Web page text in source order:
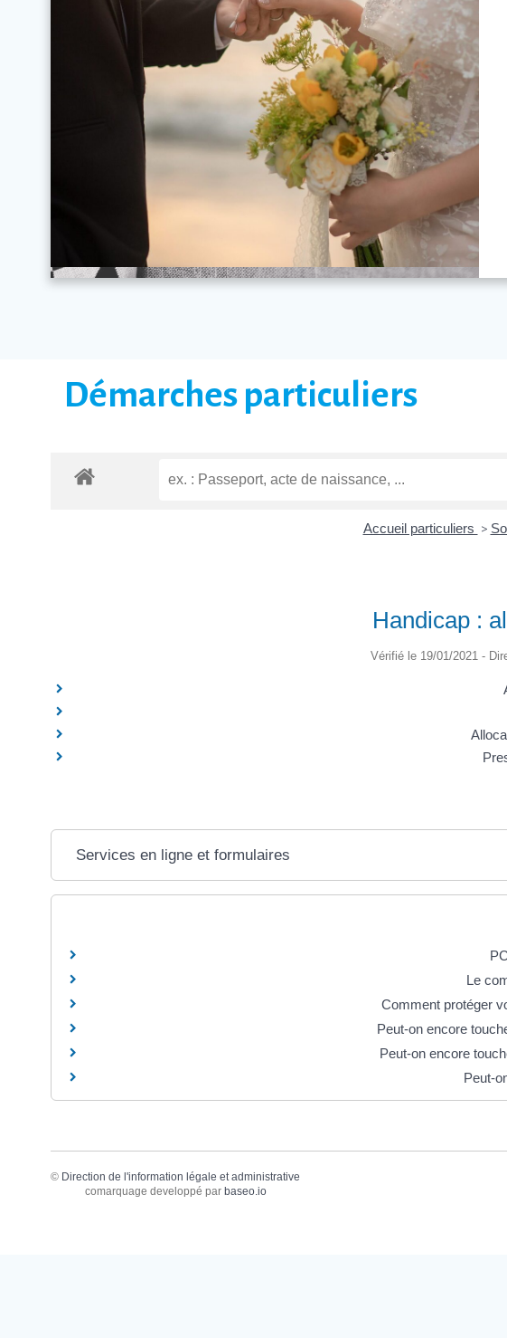
Démarches particuliers
Accueil particuliers >
Handicap :
Vérifié le 19/01/2021 -
Services en ligne et formulaires
Le
Comment protéger
Peut-on encore
Peut-on encore
Peut-
© Direction de l'information légale et administrative
comarquage developpé par baseo.io